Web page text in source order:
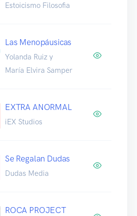
Estoicismo Filosofia
Las Menopáusicas
Yolanda Ruiz y
María Elvira Samper
EXTRA ANORMAL
iEX Studios
Se Regalan Dudas
Dudas Media
ROCA PROJECT